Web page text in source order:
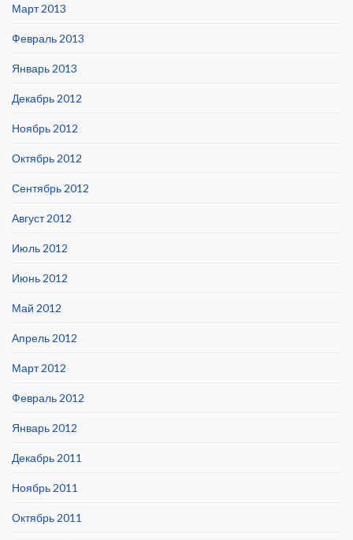
Март 2013
Февраль 2013
Январь 2013
Декабрь 2012
Ноябрь 2012
Октябрь 2012
Сентябрь 2012
Август 2012
Июль 2012
Июнь 2012
Май 2012
Апрель 2012
Март 2012
Февраль 2012
Январь 2012
Декабрь 2011
Ноябрь 2011
Октябрь 2011